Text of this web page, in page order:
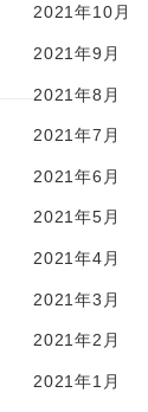
2021年10月
2021年9月
2021年8月
2021年7月
2021年6月
2021年5月
2021年4月
2021年3月
2021年2月
2021年1月